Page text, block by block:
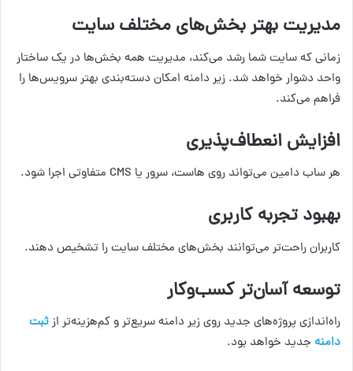
مدیریت بهتر بخش‌های مختلف سایت
زمانی که سایت شما رشد می‌کند، مدیریت همه بخش‌ها در یک ساختار
واحد دشوار خواهد شد. زیر دامنه امکان دسته‌بندی بهتر سرویس‌ها را
فراهم می‌کند.
افزایش انعطاف‌پذیری
هر ساب دامین می‌تواند روی هاست، سرور یا CMS متفاوتی اجرا شود.
بهبود تجربه کاربری
کاربران راحت‌تر می‌توانند بخش‌های مختلف سایت را تشخیص دهند.
توسعه آسان‌تر کسب‌وکار
راه‌اندازی پروژه‌های جدید روی زیر دامنه سریع‌تر و کم‌هزینه‌تر ازثبت
دامنه جدید خواهد بود.